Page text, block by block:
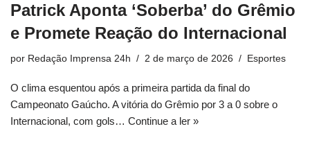
Patrick Aponta ‘Soberba’ do Grêmio
e Promete Reação do Internacional
por Redação Imprensa 24h 2 de março de 2026 Esportes
O clima esquentou após a primeira partida da final do
Campeonato Gaúcho. A vitória do Grêmio por 3 a 0 sobre o
Internacional, com gols… Continue a ler »